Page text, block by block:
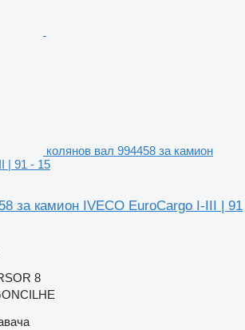
колянов вал 994458 за камион
| 91 - 15
за камион IVECO EuroCargo I-III | 91
8